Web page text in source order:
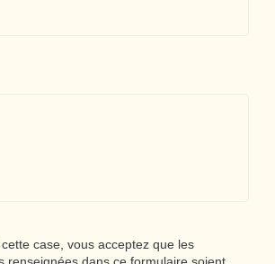
case, vous acceptez que les